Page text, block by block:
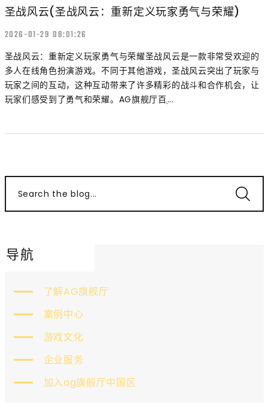
圣战风云(圣战风云：重新定义玩家勇气与荣耀)
2026-01-29 08:01:26
圣战风云：重新定义玩家勇气与荣耀圣战风云是一款非常受欢迎的
多人在线角色扮演游戏。不同于其他游戏，圣战风云突出了玩家与
玩家之间的互动，这种互动带来了许多精彩的战斗和合作机会，让
玩家们感受到了勇气和荣耀。AG旗舰厅百ֻ...
Search the blog...
导航
了解AG旗舰厅
案例中心
游戏文化
企业服务
加入ag旗舰厅中国区